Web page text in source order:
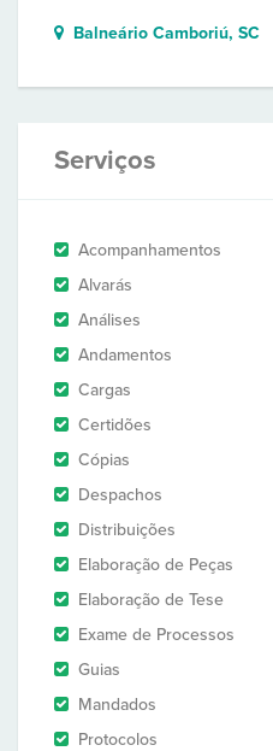
Balneário Camboriú, SC
Serviços
Acompanhamentos
Alvarás
Análises
Andamentos
Cargas
Certidões
Cópias
Despachos
Distribuições
Elaboração de Peças
Elaboração de Tese
Exame de Processos
Guias
Mandados
Protocolos